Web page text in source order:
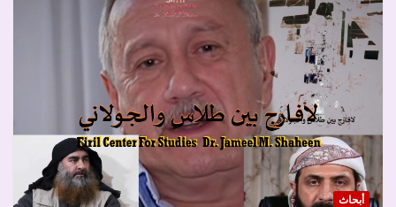
أبحاث